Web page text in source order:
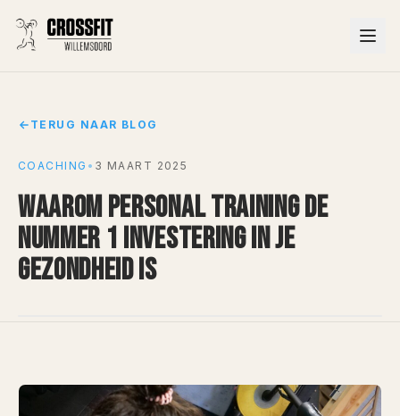
TERUG NAAR BLOG
COACHING • 3 MAART 2025
WAAROM PERSONAL TRAINING DE
NUMMER 1 INVESTERING IN JE
GEZONDHEID IS